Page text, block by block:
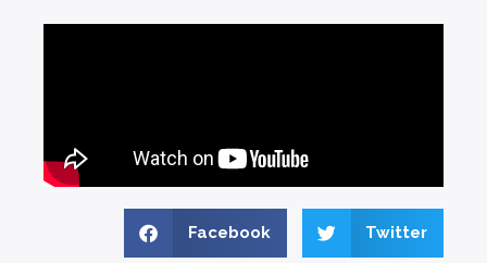
Facebook Twitter